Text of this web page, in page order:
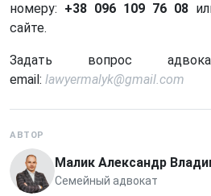
номеру: +38 096 109 76 08
сайте.
Задать вопрос
email: lawyermalyk@gmail.com
АВТОР
Малик Александр
Семейный адвокат